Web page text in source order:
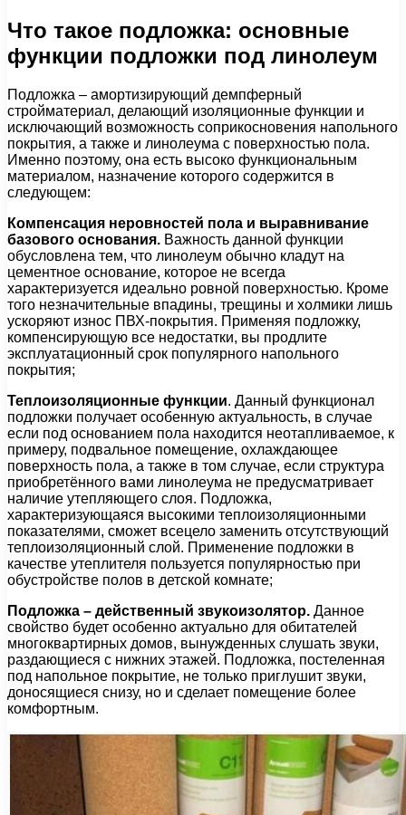
Что такое подложка: основные
функции подложки под линолеум
Подложка – амортизирующий демпферный
стройматериал, делающий изоляционные функции и
исключающий возможность соприкосновения напольного
покрытия, а также и линолеума с поверхностью пола.
Именно поэтому, она есть высоко функциональным
материалом, назначение которого содержится в
следующем:
Компенсация неровностей пола и выравнивание
базового основания. Важность данной функции
обусловлена тем, что линолеум обычно кладут на
цементное основание, которое не всегда
характеризуется идеально ровной поверхностью. Кроме
того незначительные впадины, трещины и холмики лишь
ускоряют износ ПВХ-покрытия. Применяя подложку,
компенсирующую все недостатки, вы продлите
эксплуатационный срок популярного напольного
покрытия;
Теплоизоляционные функции. Данный функционал
подложки получает особенную актуальность, в случае
если под основанием пола находится неотапливаемое, к
примеру, подвальное помещение, охлаждающее
поверхность пола, а также в том случае, если структура
приобретённого вами линолеума не предусматривает
наличие утепляющего слоя. Подложка,
характеризующаяся высокими теплоизоляционными
показателями, сможет всецело заменить отсутствующий
теплоизоляционный слой. Применение подложки в
качестве утеплителя пользуется популярностью при
обустройстве полов в детской комнате;
Подложка – действенный звукоизолятор. Данное
свойство будет особенно актуально для обитателей
многоквартирных домов, вынужденных слушать звуки,
раздающиеся с нижних этажей. Подложка, постеленная
под напольное покрытие, не только приглушит звуки,
доносящиеся снизу, но и сделает помещение более
комфортным.